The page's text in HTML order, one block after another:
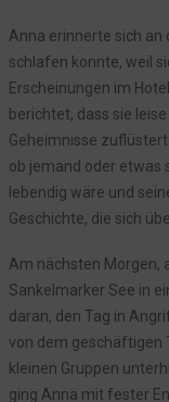
Episode 8: Das
Episode 6: Die
Episode 5: Die
Episode 4: Das
Episode 3: Symbole
Episode 1: Annas
Anna erinnerte sich an
schlafen konnte, weil
Erscheinungen im
berichtet, dass sie
Geheimnisse
ob jemand oder etwas
lebendig wäre und
Geschichte, die sich
Am nächsten Morgen,
Sankelmarker See in
daran, den Tag in
von dem geschäftigen
kleinen Gruppen
ging Anna mit fester